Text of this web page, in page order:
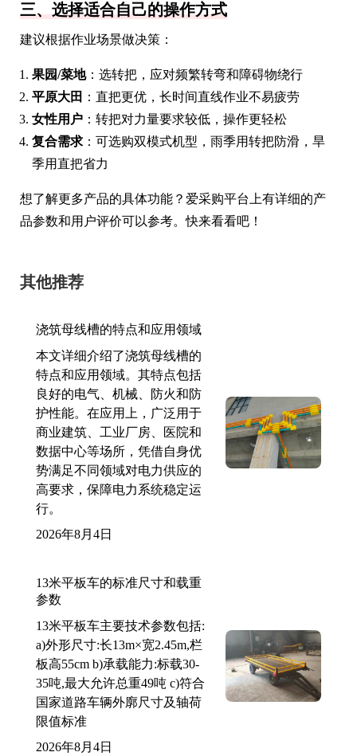
三、选择适合自己的操作方式
建议根据作业场景做决策：
果园/菜地：选转把，应对频繁转弯和障碍物绕行
平原大田 ：直把更优，长时间直线作业不易疲劳
女性用户 ：转把对力量要求较低，操作更轻松
复合需求 ：可选购双模式机型，雨季用转把防滑，旱
季用直把省力
想了解更多产品的具体功能？爱采购平台上有详细的产
品参数和用户评价可以参考。快来看看吧！
其他推荐
浇筑母线槽的特点和应用领域
本文详细介绍了浇筑母线槽的
特点和应用领域。其特点包括
良好的电气、机械、防火和防
护性能。在应用上，广泛用于
商业建筑、工业厂房、医院和
数据中心等场所，凭借自身优
势满足不同领域对电力供应的
高要求，保障电力系统稳定运
行。
2026年8月4日
13米平板车的标准尺寸和载重
参数
13米平板车主要技术参数包括:
a)外形尺寸:长13m×宽2.45m,栏
板高55cm b)承载能力:标载30-
35吨,最大允许总重49吨 c)符合
国家道路车辆外廓尺寸及轴荷
限值标准
2026年8月4日